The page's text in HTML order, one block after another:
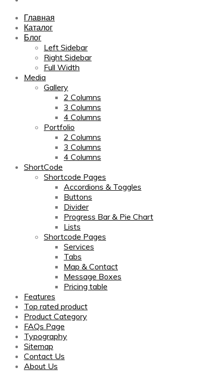
Главная
Каталог
Блог
Left Sidebar
Right Sidebar
Full Width
Media
Gallery
2 Columns
3 Columns
4 Columns
Portfolio
2 Columns
3 Columns
4 Columns
ShortCode
Shortcode Pages
Accordions & Toggles
Buttons
Divider
Progress Bar & Pie Chart
Lists
Shortcode Pages
Services
Tabs
Map & Contact
Message Boxes
Pricing table
Features
Top rated product
Product Category
FAQs Page
Typography
Sitemap
Contact Us
About Us